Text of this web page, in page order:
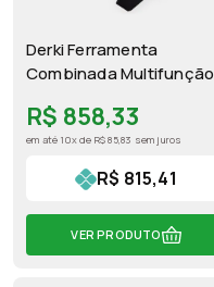
Derki Ferramenta
Combinada Multifunção
R$ 858,33
R$ 815,41
em até 10x de R$ 85,83 sem juros
VER PRODUTO